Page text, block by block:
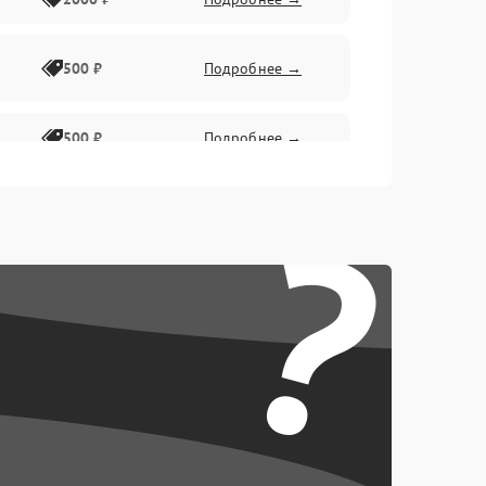
500 ₽ Подробнее →
500 ₽ Подробнее →
1000 ₽
Подробнее →
?